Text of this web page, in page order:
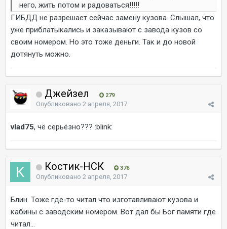
него, жить потом и радоваться!!!!!
ГИБДД не разрешает сейчас замену кузова. Слышал, что
уже приблатыкались и заказывают с завода кузов со
своим номером. Но это тоже деньги. Так и до новой
дотянуть можно.
Джейзел 279
Опубликовано 2 апреля, 2017
vlad75, чё серьёзно??? :blink:
Костик-НСК 376
Опубликовано 2 апреля, 2017
Блин. Тоже где-то читал что изготавливают кузова и
кабины с заводским номером. Вот дал бы Бог памяти где
читал...